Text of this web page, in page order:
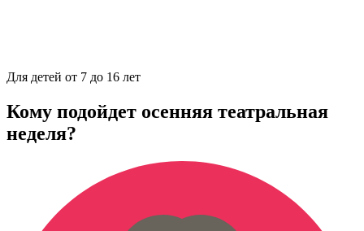
Для детей от 7 до 16 лет
Кому подойдет осенняя театральная
неделя?